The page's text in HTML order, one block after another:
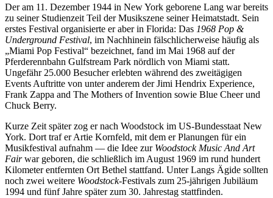
Der am 11. Dezember 1944 in New York geborene Lang war bereits
zu seiner Studienzeit Teil der Musikszene seiner Heimatstadt. Sein
erstes Festival organisierte er aber in Florida: Das 1968 Pop &
Underground Festival, im Nachhinein fälschlicherweise häufig als
„Miami Pop Festival“ bezeichnet, fand im Mai 1968 auf der
Pferderennbahn Gulfstream Park nördlich von Miami statt.
Ungefähr 25.000 Besucher erlebten während des zweitägigen
Events Auftritte von unter anderem der Jimi Hendrix Experience,
Frank Zappa and The Mothers of Invention sowie Blue Cheer und
Chuck Berry.
Kurze Zeit später zog er nach Woodstock im US-Bundesstaat New
York. Dort traf er Artie Kornfeld, mit dem er Planungen für ein
Musikfestival aufnahm — die Idee zurWoodstock Music And Art
Fairwar geboren, die schließlich im August 1969 im rund hundert
Kilometer entfernten Ort Bethel stattfand. Unter Langs Ägide sollten
noch zwei weitere Woodstock-Festivals zum 25-jährigen Jubiläum
1994 und fünf Jahre später zum 30. Jahrestag stattfinden.